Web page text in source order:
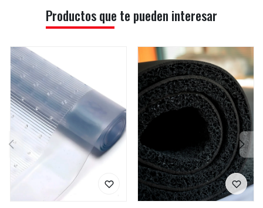
Productos que te pueden interesar